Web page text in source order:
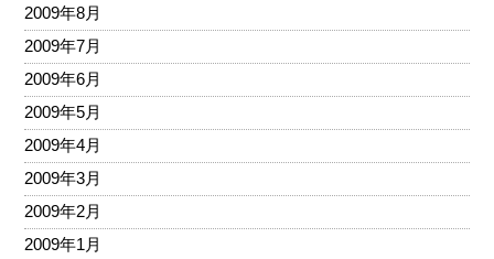
2009年8月
2009年7月
2009年6月
2009年5月
2009年4月
2009年3月
2009年2月
2009年1月